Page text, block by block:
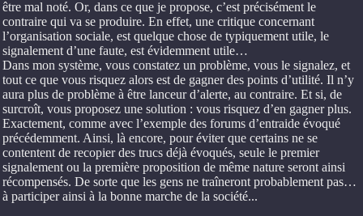
être mal noté. Or, dans ce que je propose, c’est précisément le
contraire qui va se produire. En effet, une critique concernant
l’organisation sociale, est quelque chose de typiquement utile, le
signalement d’une faute, est évidemment utile…
Dans mon système, vous constatez un problème, vous le signalez, et
tout ce que vous risquez alors est de gagner des points d’utilité. Il n’y
aura plus de problème à être lanceur d’alerte, au contraire. Et si, de
surcroît, vous proposez une solution : vous risquez d’en gagner plus.
Exactement, comme avec l’exemple des forums d’entraide évoqué
précédemment. Ainsi, là encore, pour éviter que certains ne se
contentent de recopier des trucs déjà évoqués, seule le premier
signalement ou la première proposition de même nature seront ainsi
récompensés. De sorte que les gens ne traîneront probablement pas…
à participer ainsi à la bonne marche de la société...